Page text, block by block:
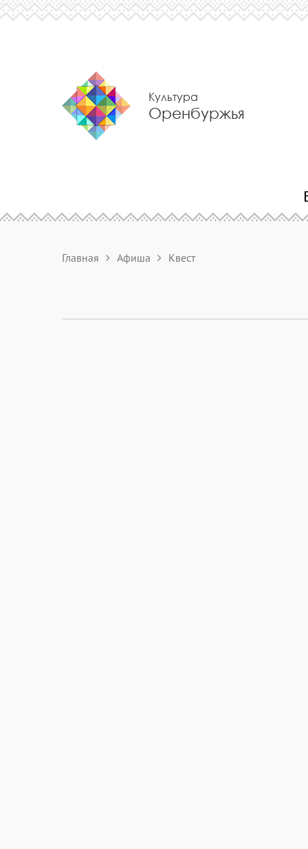
Культура
Оренбуржья
Главная Афиша Квест